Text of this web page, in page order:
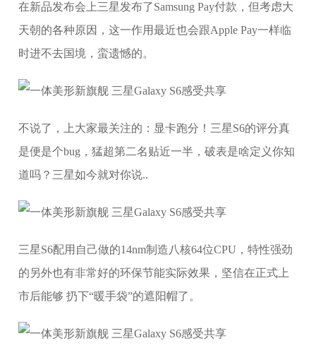
在新品发布会上三星发布了Samsung Pay付款，但考虑大
天朝的各种原因，这一作用最近也会跟Apple Pay一样临
时进不去国境，蛮遗憾的。
不说了，上大家最关注的：显卡跑分！三星S6的评分真
是便是个bug，猛超第二名贴近一半，破表是啥定义你知
道吗？三星如今就对你说..
三星S6配用自己做的14nm制造八核64位CPU，特性强劲
的另外也有非常好的环保节能实际效果，坚信在正式上
市后能够 扔下“暖手袋”的遮阳帽了。